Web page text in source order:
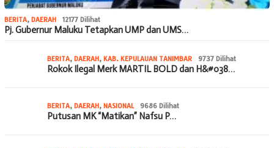
BERITA, DAERAH 12177 Dilihat
Pj. Gubernur Maluku Tetapkan UMP dan UMS…
BERITA, DAERAH, KAB. KEPULAUAN TANIMBAR 9737 Dilihat
Rokok Ilegal Merk MARTIL BOLD dan H&#038…
BERITA, DAERAH, NASIONAL 9686 Dilihat
Putusan MK “Matikan” Nafsu P…